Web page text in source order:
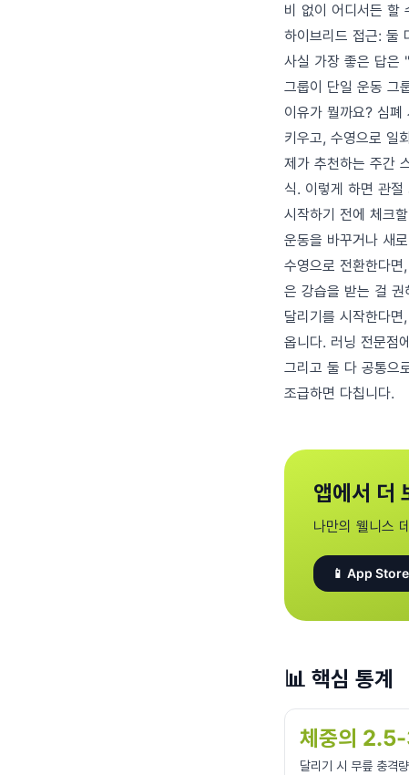
비 없이 어디서든 할
하이브리드 접근: 둘
사실 가장 좋은 답은
그룹이 단일 운동 그
이유가 뭘까요? 심폐
키우고, 수영으로 일
제가 추천하는 주간
식. 이렇게 하면 관
시작하기 전에 체크
운동을 바꾸거나 새
수영으로 전환한다
은 강습을 받는 걸
달리기를 시작한다
옵니다. 러닝 전문점
그리고 둘 다 공통으
조급하면 다칩니다.
앱에서 더
나만의 웰니스
📱 App
📊 핵심 통계
체중의
달리기 시 무릎 충격량